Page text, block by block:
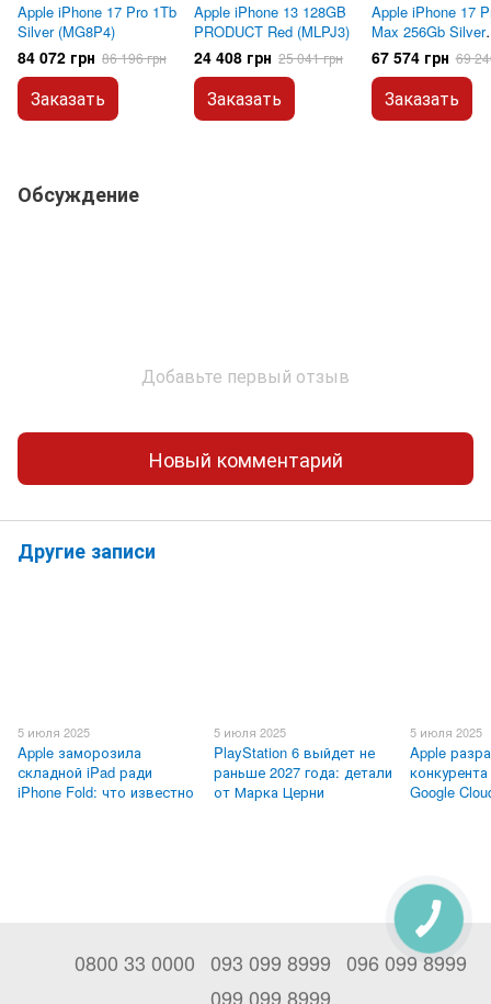
Apple iPhone 17 Pro 1Tb
Silver (MG8P4)
84 072 грн 86 196 грн
Заказать
Apple iPhone 13 128GB
PRODUCT Red (MLPJ3)
24 408 грн 25 041 грн
Заказать
Apple iPhone 17
Max 256Gb Silver
(MFYM4)
67 574 грн 69
Заказать
Обсуждение
Добавьте первый отзыв
Новый комментарий
Другие записи
5 июля 2025
Apple заморозила
складной iPad ради
iPhone Fold: что известно
5 июля 2025
PlayStation 6 выйдет не
раньше 2027 года: детали
от Марка Церни
5 июля 2025
Apple
Google
0800 33 0000 093 099 8999 096 099 8999
099 099 8999